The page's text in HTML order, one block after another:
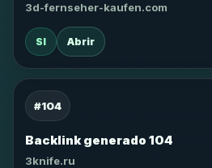
3d-fernseher-kaufen.com
SI Abrir
#104
Backlink generado 104
3knife.ru